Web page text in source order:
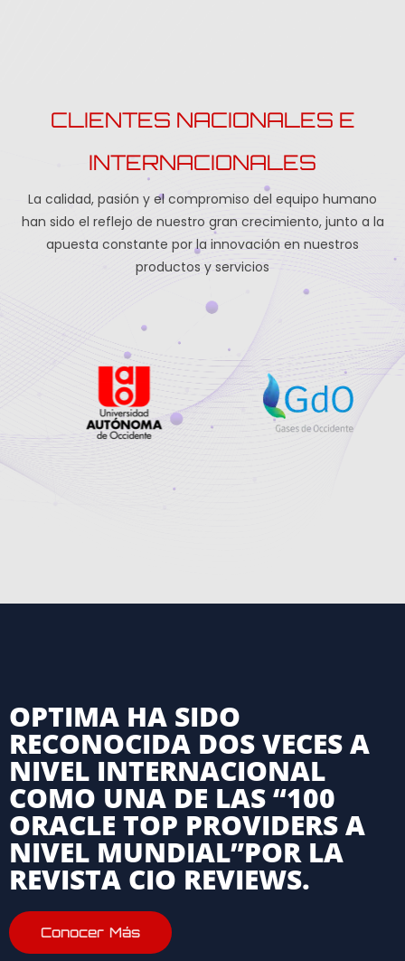
CLIENTES NACIONALES E
INTERNACIONALES
La calidad, pasión y el compromiso del equipo humano
han sido el reflejo de nuestro gran crecimiento, junto a la
apuesta constante por la innovación en nuestros
productos y servicios
OPTIMA HA SIDO
RECONOCIDA DOS VECES A
NIVEL INTERNACIONAL
COMO UNA DE LAS “100
ORACLE TOP PROVIDERS A
NIVEL MUNDIAL”POR LA
REVISTA CIO REVIEWS.
Conocer Más